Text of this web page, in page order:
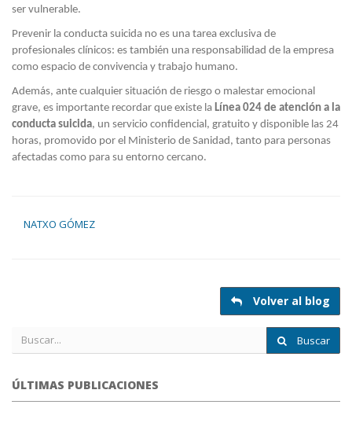
ser vulnerable.
Prevenir la conducta suicida no es una tarea exclusiva de
profesionales clínicos: es también una responsabilidad de la empresa
como espacio de convivencia y trabajo humano.
Además, ante cualquier situación de riesgo o malestar emocional
grave, es importante recordar que existe la Línea 024 de atención a la
conducta suicida, un servicio confidencial, gratuito y disponible las 24
horas, promovido por el Ministerio de Sanidad, tanto para personas
afectadas como para su entorno cercano.
NATXO GÓMEZ
Volver al blog
Buscar
ÚLTIMAS PUBLICACIONES